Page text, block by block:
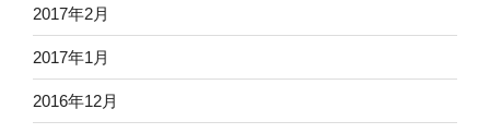
2017年2月
2017年1月
2016年12月